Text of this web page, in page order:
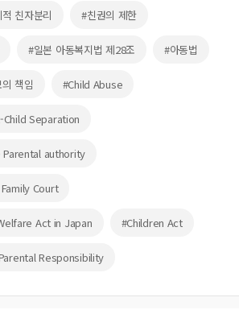
친자분리 #친권의 제한
#일본 아동복지법 제28조 #아동법
책임 #Child Abuse
Separation
authority
Court
Act in Japan #Children Act
Responsibility